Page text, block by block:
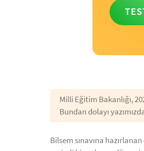
Milli Eğitim Bakanlığı,
Bundan dolayı
Bilsem sınavına